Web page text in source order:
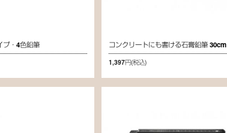
プ・4色鉛筆 コンクリートにも書ける石膏鉛筆 30cm
1,397円(税込)